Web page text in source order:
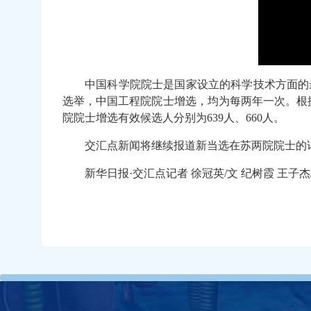
中国科学院院士是国家设立的科学技术方面
选举，中国工程院院士增选，均为每两年一次。
院院士增选有效候选人分别为639人、660人。
交汇点新闻将继续报道新当选在苏两院院士
新华日报·交汇点记者 徐冠英/文 纪树霞 王子